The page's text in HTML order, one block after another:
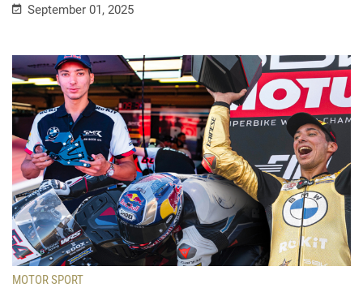
September 01, 2025
MOTOR SPORT